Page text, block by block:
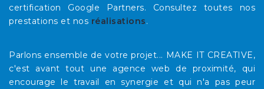
certification Google Partners. Consultez toutes nos
prestations et nos réalisations.
Parlons ensemble de votre projet... MAKE IT CREATIVE,
c'est avant tout une agence web de proximité, qui
encourage le travail en synergie et qui n'a pas peur